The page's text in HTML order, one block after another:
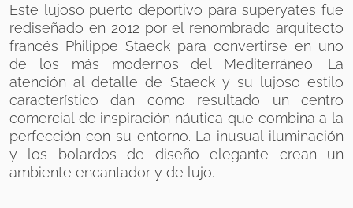
Este lujoso puerto deportivo para superyates fue
rediseñado en 2012 por el renombrado arquitecto
francés Philippe Staeck para convertirse en uno
de los más modernos del Mediterráneo. La
atención al detalle de Staeck y su lujoso estilo
característico dan como resultado un centro
comercial de inspiración náutica que combina a la
perfección con su entorno. La inusual iluminación
y los bolardos de diseño elegante crean un
ambiente encantador y de lujo.